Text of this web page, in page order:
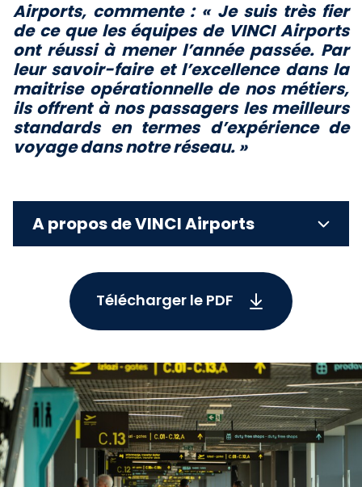
Airports, commente : « Je suis très fier
de ce que les équipes de VINCI Airports
ont réussi à mener l’année passée. Par
leur savoir-faire et l’excellence dans la
maitrise opérationnelle de nos métiers,
ils offrent à nos passagers les meilleurs
standards en termes d’expérience de
voyage dans notre réseau. »
A propos de VINCI Airports
Télécharger le PDF